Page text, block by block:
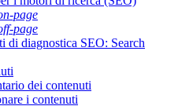
page
page
di diagnostica SEO: Search
dei contenuti
i contenuti